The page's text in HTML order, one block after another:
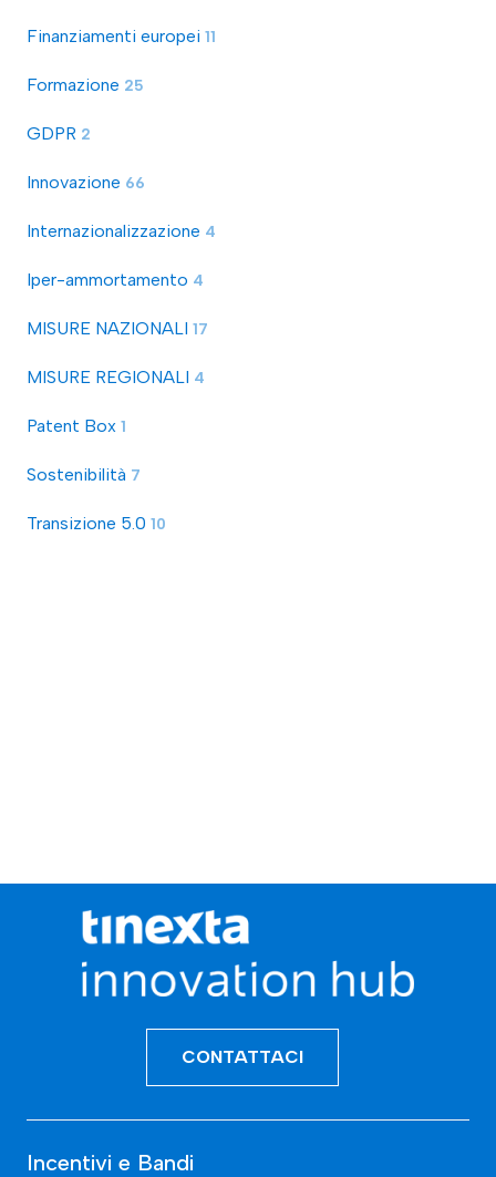
Finanziamenti europei 11
Formazione 25
GDPR 2
Innovazione 66
Internazionalizzazione 4
Iper-ammortamento 4
MISURE NAZIONALI 17
MISURE REGIONALI 4
Patent Box 1
Sostenibilità 7
Transizione 5.0 10
CONTATTACI
Incentivi e Bandi